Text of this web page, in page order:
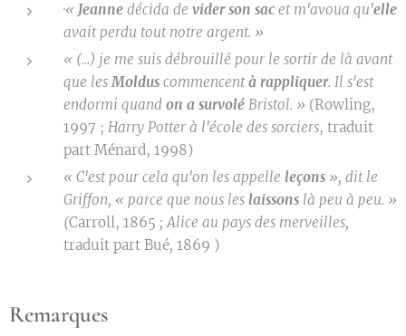
·« Jeanne décida de vider son sac et m'avoua qu'elle
avait perdu tout notre argent. »
« (...) je me suis débrouillé pour le sortir de là avant
que lesMoldus commencentà rappliquer. Il s'est
endormi quand on a survolé Bristol. » (Rowling,
1997 ; Harry Potter à l'école des sorciers, traduit
part Ménard, 1998)
« C'est pour cela qu'on les appelle leçons », dit le
Griffon, « parce que nous les laissons là peu à peu. »
(Carroll, 1865 ;Alice au pays des merveilles,
traduit part Bué, 1869 )
Remarques